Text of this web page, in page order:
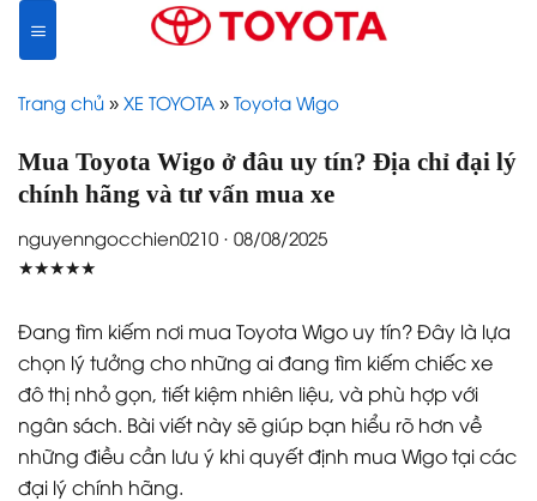
content
Trang chủ » XE TOYOTA » Toyota Wigo
Mua Toyota Wigo ở đâu uy tín? Địa chỉ đại lý
chính hãng và tư vấn mua xe
nguyenngocchien0210 · 08/08/2025
★★★★★
Đang tìm kiếm nơi mua Toyota Wigo uy tín? Đây là lựa
chọn lý tưởng cho những ai đang tìm kiếm chiếc xe
đô thị nhỏ gọn, tiết kiệm nhiên liệu, và phù hợp với
ngân sách. Bài viết này sẽ giúp bạn hiểu rõ hơn về
những điều cần lưu ý khi quyết định mua Wigo tại các
đại lý chính hãng.